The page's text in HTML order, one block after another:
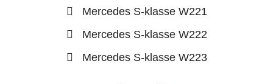
Mercedes S-klasse W221
Mercedes S-klasse W222
Mercedes S-klasse W223